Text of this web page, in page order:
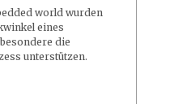
world wurden
eines
die
unterstützen.